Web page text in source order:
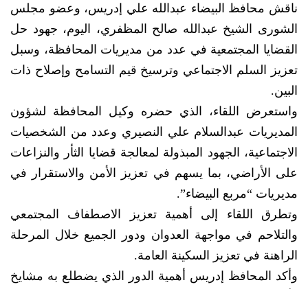
ناقش محافظ البيضاء عبدالله علي إدريس، وعضو مجلس
الشورى الشيخ عبدالله صالح المظفري، اليوم، جهود حل
القضايا المجتمعية في عدد من مديريات المحافظة، وسبل
تعزيز السلم الاجتماعي وترسيخ قيم التسامح وإصلاح ذات
البين.
واستعرض اللقاء، الذي حضره وكيل المحافظة لشؤون
المديريات عبدالسلام علي النصيري وعدد من الشخصيات
الاجتماعية، الجهود المبذولة لمعالجة قضايا الثأر والنزاعات
على الأراضي، بما يسهم في تعزيز الأمن والاستقرار في
مديريات “مربع البيضاء”.
وتطرق اللقاء إلى أهمية تعزيز الاصطفاف المجتمعي
والتلاحم في مواجهة العدوان ودور الجميع خلال المرحلة
الراهنة في تعزيز السكينة العامة.
وأكد المحافظ إدريس أهمية الدور الذي يضطلع به مشايخ